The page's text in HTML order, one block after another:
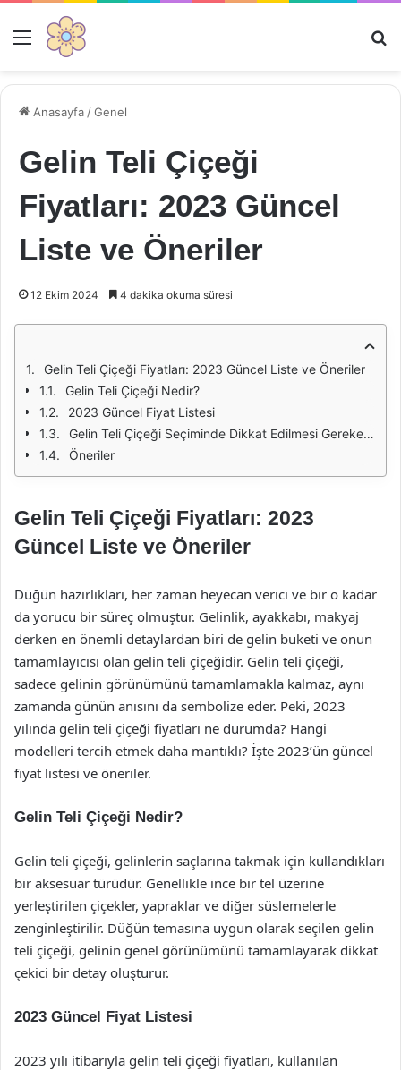
Menü
Anasayfa /Genel
Gelin Teli Çiçeği
Fiyatları: 2023 Güncel
Liste ve Öneriler
12 Ekim 2024 4 dakika okuma süresi
Gelin Teli Çiçeği Fiyatları: 2023 Güncel Liste ve Öneriler
Gelin Teli Çiçeği Nedir?
2023 Güncel Fiyat Listesi
Gelin Teli Çiçeği Seçiminde Dikkat Edilmesi Gerekenler
Öneriler
Gelin Teli Çiçeği Fiyatları: 2023
Güncel Liste ve Öneriler
Düğün hazırlıkları, her zaman heyecan verici ve bir o kadar
da yorucu bir süreç olmuştur. Gelinlik, ayakkabı, makyaj
derken en önemli detaylardan biri de gelin buketi ve onun
tamamlayıcısı olan gelin teli çiçeğidir. Gelin teli çiçeği,
sadece gelinin görünümünü tamamlamakla kalmaz, aynı
zamanda günün anısını da sembolize eder. Peki, 2023
yılında gelin teli çiçeği fiyatları ne durumda? Hangi
modelleri tercih etmek daha mantıklı? İşte 2023’ün güncel
fiyat listesi ve öneriler.
Gelin Teli Çiçeği Nedir?
Gelin teli çiçeği, gelinlerin saçlarına takmak için kullandıkları
bir aksesuar türüdür. Genellikle ince bir tel üzerine
yerleştirilen çiçekler, yapraklar ve diğer süslemelerle
zenginleştirilir. Düğün temasına uygun olarak seçilen gelin
teli çiçeği, gelinin genel görünümünü tamamlayarak dikkat
çekici bir detay oluşturur.
2023 Güncel Fiyat Listesi
2023 yılı itibarıyla gelin teli çiçeği fiyatları, kullanılan